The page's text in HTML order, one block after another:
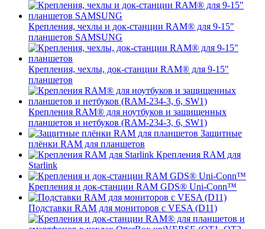
Крепления, чехлы и док-станции RAM® для 9-15"
планшетов SAMSUNG
Крепления, чехлы, док-станции RAM® для 9-15"
планшетов
Крепления RAM® для ноутбуков и защищенных
планшетов и нетбуков (RAM-234-3, 6, SW1)
Защитные
плёнки RAM для планшетов
Крепления RAM для
Starlink
Крепления и док-станции RAM GDS® Uni-Conn™
Подставки RAM для мониторов с VESA (D11)